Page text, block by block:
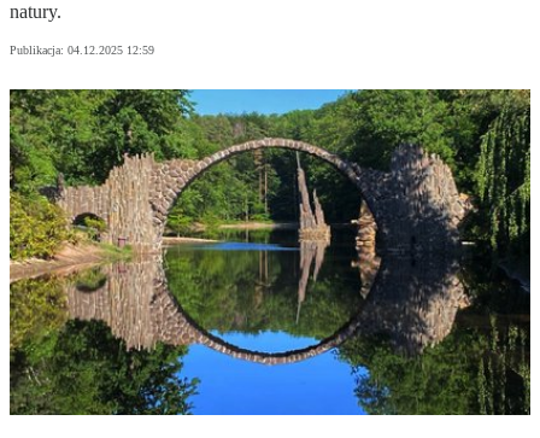
natury.
Publikacja: 04.12.2025 12:59